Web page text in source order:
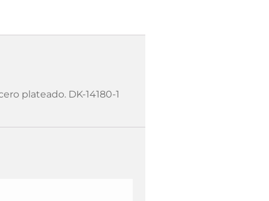
plateado. DK-14180-1